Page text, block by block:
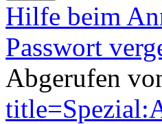
Hilfe beim
Passwort
Abgerufen